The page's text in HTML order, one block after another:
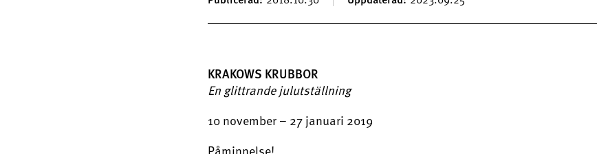
KRAKOWS KRUBBOR
En glittrande julutställning
10 november – 27 januari 2019
Påminnelse!